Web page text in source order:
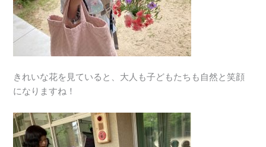
きれいな花を見ていると、大人も子どもたちも自然と笑顔
になりますね！